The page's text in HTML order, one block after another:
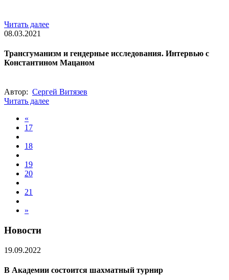
Читать далее
08.03.2021
Трансгуманизм и гендерные исследования. Интервью с
Константином Мацаном
Автор: Сергей Витязев
Читать далее
«
17
18
19
20
21
»
Новости
19.09.2022
В Академии состоится шахматный турнир